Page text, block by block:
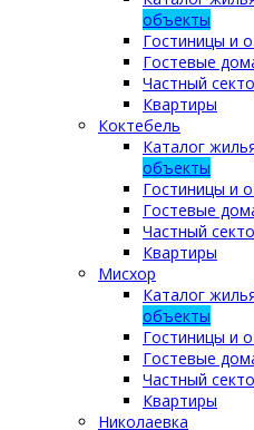
объекты
Гостиницы и
Гостевые
Частный
Квартиры
Коктебель
Каталог
объекты
Гостиницы и
Гостевые
Частный
Квартиры
Мисхор
Каталог
объекты
Гостиницы и
Гостевые
Частный
Квартиры
Николаевка